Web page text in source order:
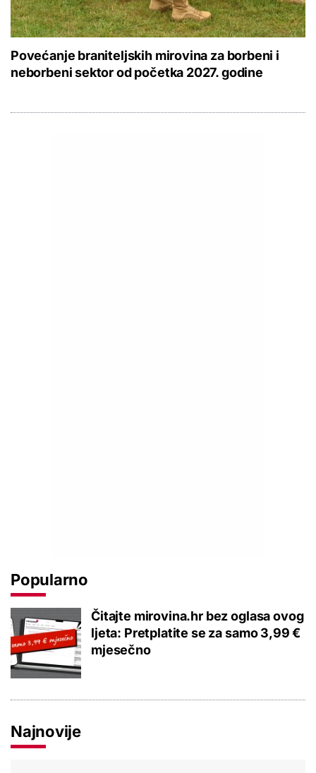
Povećanje braniteljskih mirovina za borbeni i
neborbeni sektor od početka 2027. godine
Popularno
Čitajte mirovina.hr bez oglasa ovog
ljeta: Pretplatite se za samo 3,99 €
mjesečno
Najnovije